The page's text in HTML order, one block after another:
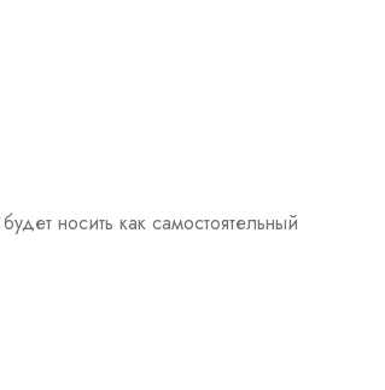
носить как самостоятельный